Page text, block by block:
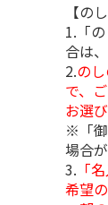
【の
1.「
合は
2.の
で、
お選
※「御
場合
3. 「
希望